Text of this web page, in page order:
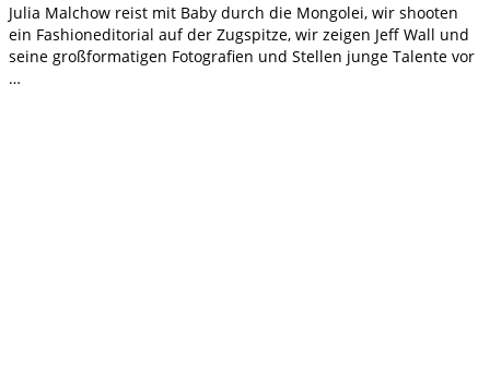
Julia Malchow reist mit Baby durch die Mongolei, wir shooten
ein Fashioneditorial auf der Zugspitze, wir zeigen Jeff Wall und
seine großformatigen Fotografien und Stellen junge Talente vor
…